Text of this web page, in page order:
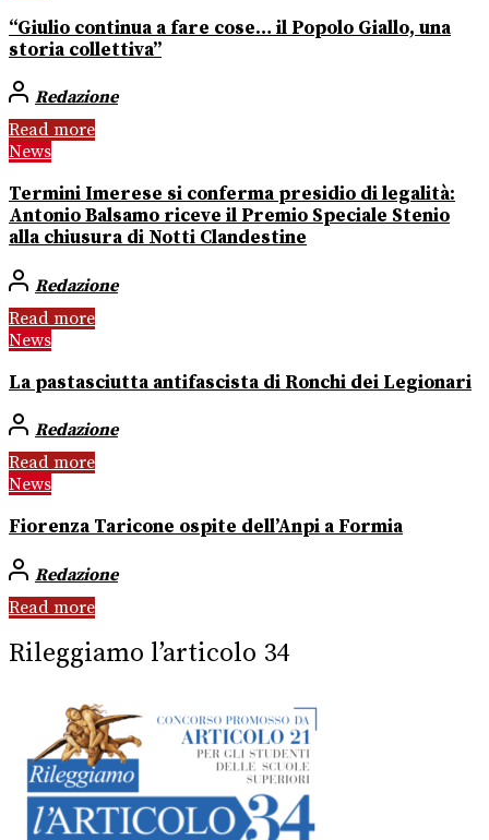
“Giulio continua a fare cose… il Popolo Giallo, una
storia collettiva”
Redazione
Read more
News
Termini Imerese si conferma presidio di legalità:
Antonio Balsamo riceve il Premio Speciale Stenio
alla chiusura di Notti Clandestine
Redazione
Read more
News
La pastasciutta antifascista di Ronchi dei Legionari
Redazione
Read more
News
Fiorenza Taricone ospite dell’Anpi a Formia
Redazione
Read more
Rileggiamo l’articolo 34